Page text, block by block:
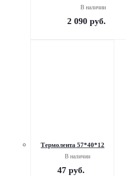
В наличии
2 090 руб.
Термолента 57*40*12
В наличии
47руб.